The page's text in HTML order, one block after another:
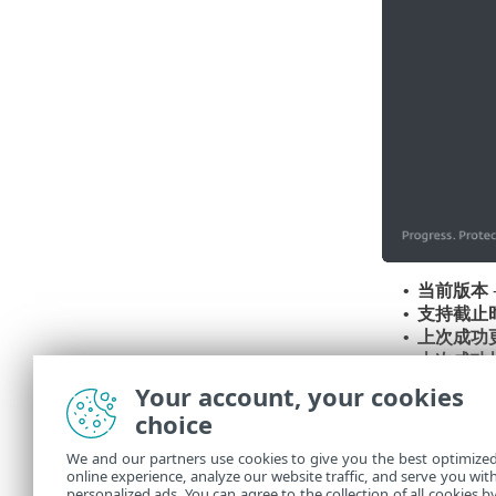
• 当前版本
• 支持截止
• 上次成功
• 上次成功
显示所有
• 检查更新
各种更
Your account, your cookies
choice
We and our partners use cookies to give you the best
online experience, analyze our website traffic, and serve you